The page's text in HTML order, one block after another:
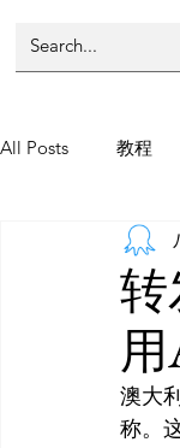
All Posts 教程
AI
灵感
转
澳大
称。